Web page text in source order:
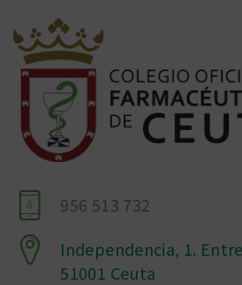
956 513 732
Independencia, 1.
51001 Ceuta